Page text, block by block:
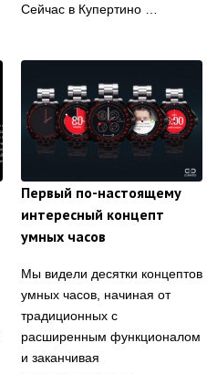
Сейчас в Купертино …
Первый по-настоящему
интересный концепт
умных часов
Мы видели десятки концептов
умных часов, начиная от
традиционных с
расширенным функционалом
и заканчивая